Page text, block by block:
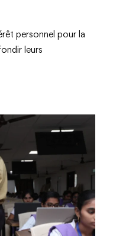
personnel pour la
leurs